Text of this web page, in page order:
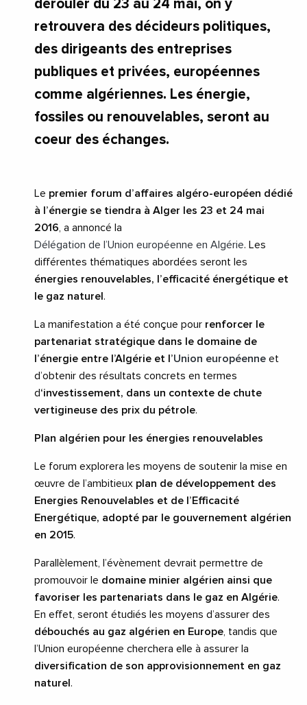
dérouler du 23 au 24 mai, on y
retrouvera des décideurs politiques,
des dirigeants des entreprises
publiques et privées, européennes
comme algériennes. Les énergie,
fossiles ou renouvelables, seront au
coeur des échanges.
Le premier forum d’affaires algéro-européen dédié
à l’énergie se tiendra à Alger les 23 et 24 mai
2016 , a annoncé la
Délégation de l’Union européenne en Algérie. Les
différentes thématiques abordées seront les
énergies renouvelables, l’efficacité énergétique et
le gaz naturel .
La manifestation a été conçue pour renforcer le
partenariat stratégique dans le domaine de
l’énergie entre l’Algérie et l’Union européenne et
d’obtenir des résultats concrets en termes
d‘investissement, dans un contexte de chute
vertigineuse des prix du pétrole.
Plan algérien pour les énergies renouvelables
Le forum explorera les moyens de soutenir la mise en
œuvre de l’ambitieux plan de développement des
Energies Renouvelables et de l’Efficacité
Energétique, adopté par le gouvernement algérien
en 2015.
Parallèlement, l’évènement devrait permettre de
promouvoir le domaine minier algérien ainsi que
favoriser les partenariats dans le gaz en Algérie.
En effet, seront étudiés les moyens d’assurer des
débouchés au gaz algérien en Europe , tandis que
l’Union européenne cherchera elle à assurer la
diversification de son approvisionnement en gaz
naturel .